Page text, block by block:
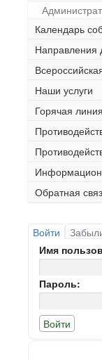
Календарь
Направления
Наши услуги
Горячая линия
Обратная
Войти
Имя
Пароль: